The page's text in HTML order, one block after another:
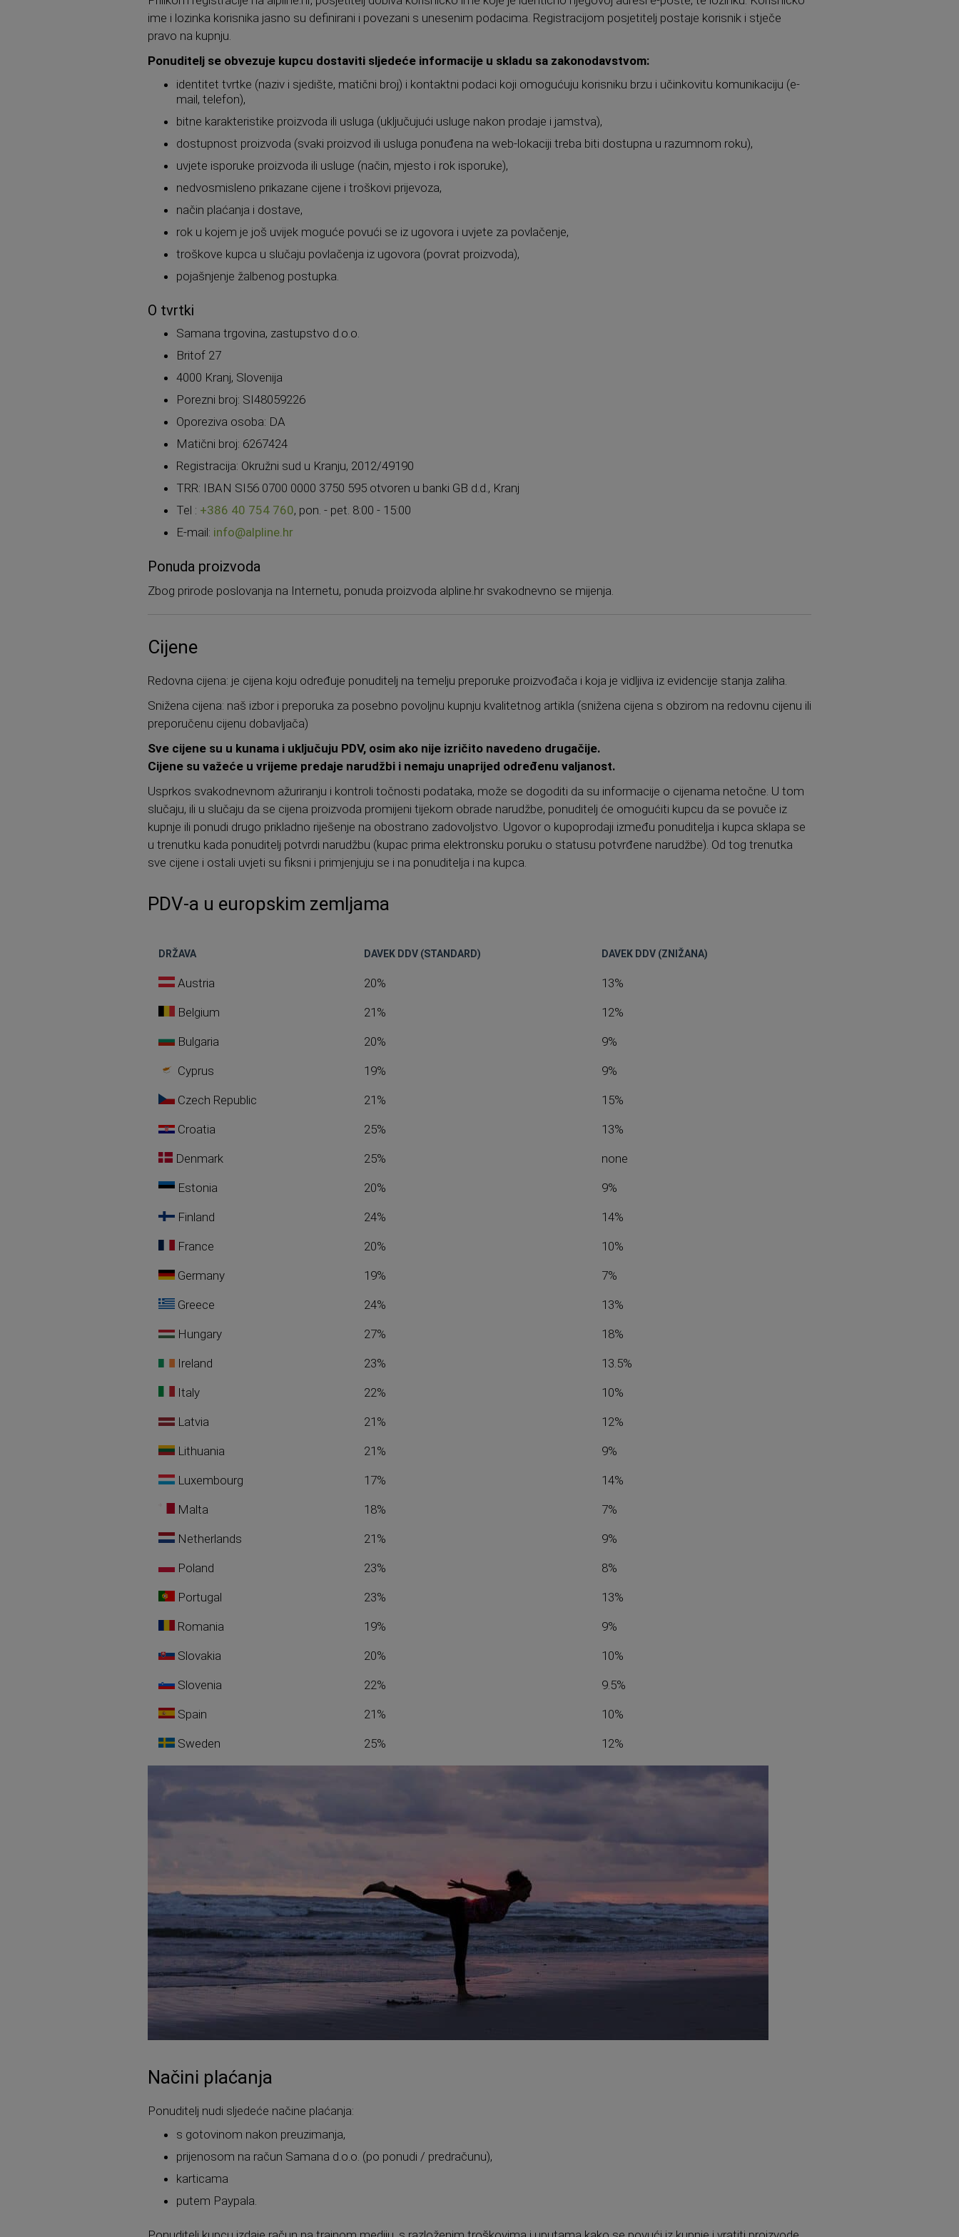
ime i lozinka korisnika jasno su definirani i povezani s unesenim podacima. Registracijom posjetitelj postaje korisnik i stječe
pravo na kupnju.
Ponuditelj se obvezuje kupcu dostaviti sljedeće informacije u skladu sa zakonodavstvom:
identitet tvrtke (naziv i sjedište, matični broj) i kontaktni podaci koji omogućuju korisniku brzu i učinkovitu komunikaciju (e-
mail, telefon),
bitne karakteristike proizvoda ili usluga (uključujući usluge nakon prodaje i jamstva),
dostupnost proizvoda (svaki proizvod ili usluga ponuđena na web-lokaciji treba biti dostupna u razumnom roku),
uvjete isporuke proizvoda ili usluge (način, mjesto i rok isporuke),
nedvosmisleno prikazane cijene i troškovi prijevoza,
način plaćanja i dostave,
rok u kojem je još uvijek moguće povući se iz ugovora i uvjete za povlačenje,
troškove kupca u slučaju povlačenja iz ugovora (povrat proizvoda),
pojašnjenje žalbenog postupka.
O tvrtki
Samana trgovina, zastupstvo d.o.o.
Britof 27
4000 Kranj, Slovenija
Porezni broj: SI48059226
Oporeziva osoba: DA
Matični broj: 6267424
Registracija: Okružni sud u Kranju, 2012/49190
TRR: IBAN SI56 0700 0000 3750 595 otvoren u banki GB d.d., Kranj
Tel : +386 40 754 760, pon. - pet. 8:00 - 15:00
E-mail: info@alpline.hr
Ponuda proizvoda
Zbog prirode poslovanja na Internetu, ponuda proizvoda alpline.hr svakodnevno se mijenja.
Cijene
Redovna cijena: je cijena koju određuje ponuditelj na temelju preporuke proizvođača i koja je vidljiva iz evidencije stanja zaliha.
Snižena cijena: naš izbor i preporuka za posebno povoljnu kupnju kvalitetnog artikla (snižena cijena s obzirom na redovnu cijenu ili
preporučenu cijenu dobavljača)
Sve cijene su u kunama i uključuju PDV, osim ako nije izričito navedeno drugačije.
Cijene su važeće u vrijeme predaje narudžbi i nemaju unaprijed određenu valjanost.
Usprkos svakodnevnom ažuriranju i kontroli točnosti podataka, može se dogoditi da su informacije o cijenama netočne. U tom
slučaju, ili u slučaju da se cijena proizvoda promijeni tijekom obrade narudžbe, ponuditelj će omogućiti kupcu da se povuče iz
kupnje ili ponudi drugo prikladno riješenje na obostrano zadovoljstvo. Ugovor o kupoprodaji između ponuditelja i kupca sklapa se
u trenutku kada ponuditelj potvrdi narudžbu (kupac prima elektronsku poruku o statusu potvrđene narudžbe). Od tog trenutka
sve cijene i ostali uvjeti su fiksni i primjenjuju se i na ponuditelja i na kupca.
PDV-a u europskim zemljama
DRŽAVA DAVEK DDV (STANDARD) DAVEK DDV (ZNIŽANA)
Austria 20% 13%
Belgium 21% 12%
Bulgaria 20% 9%
Cyprus 19% 9%
Czech Republic 21% 15%
Croatia 25% 13%
Denmark 25% none
Estonia 20% 9%
Finland 24% 14%
France 20% 10%
Germany 19% 7%
Greece 24% 13%
Hungary 27% 18%
Ireland 23% 13.5%
Italy 22% 10%
Latvia 21% 12%
Lithuania 21% 9%
Luxembourg 17% 14%
Malta 18% 7%
Netherlands 21% 9%
Poland 23% 8%
Portugal 23% 13%
Romania 19% 9%
Slovakia 20% 10%
Slovenia 22% 9.5%
Spain 21% 10%
Sweden 25% 12%
Načini plaćanja
Ponuditelj nudi sljedeće načine plaćanja:
s gotovinom nakon preuzimanja,
prijenosom na račun Samana d.o.o. (po ponudi / predračunu),
karticama
putem Paypala.